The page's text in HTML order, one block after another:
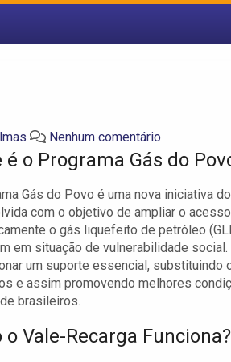
Nenhum comentário
é o Programa Gás do
Gás do Povo é uma nova iniciativa
com o objetivo de ampliar o
o gás liquefeito de petróleo
em situação de vulnerabilidade
um suporte essencial, substituindo
e assim promovendo melhores
brasileiros.
o Vale-Recarga Funciona?